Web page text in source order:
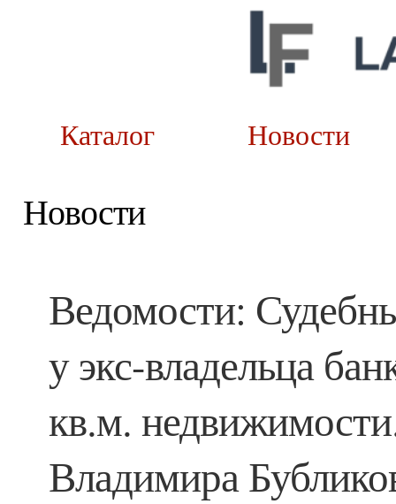
Каталог
Новости
Ведомости:
у экс-владельца
кв.м.
Владимира